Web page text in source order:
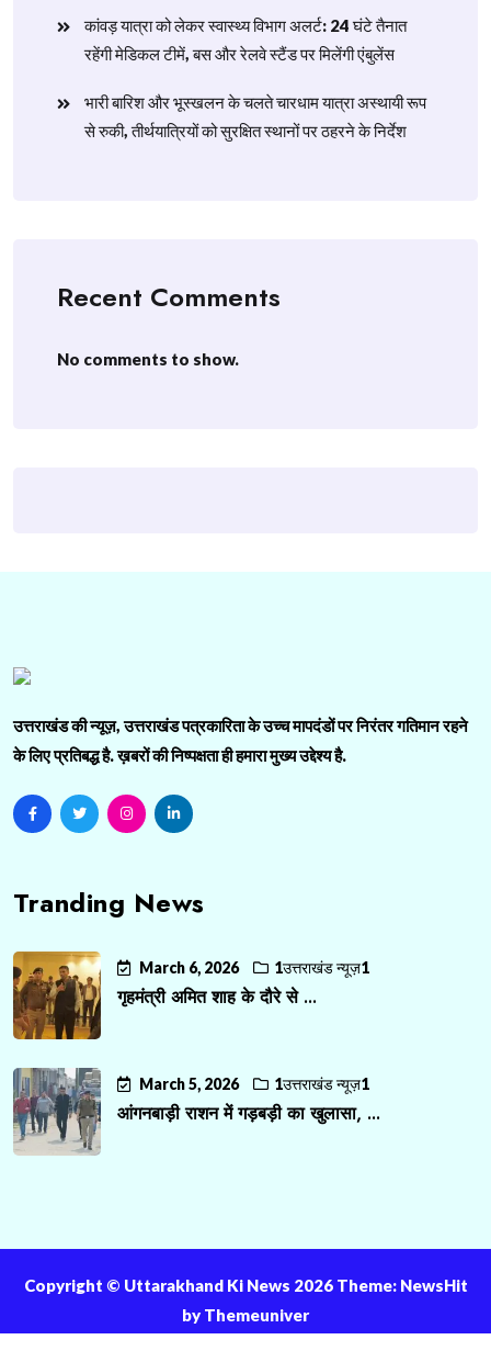
​कांवड़ यात्रा को लेकर स्वास्थ्य विभाग अलर्ट: 24 घंटे तैनात
रहेंगी मेडिकल टीमें, बस और रेलवे स्टैंड पर मिलेंगी एंबुलेंस
​भारी बारिश और भूस्खलन के चलते चारधाम यात्रा अस्थायी रूप
से रुकी, तीर्थयात्रियों को सुरक्षित स्थानों पर ठहरने के निर्देश
Recent Comments
No comments to show.
उत्तराखंड की न्यूज़, उत्तराखंड पत्रकारिता के उच्च मापदंडों पर निरंतर गतिमान रहने
के लिए प्रतिबद्ध है. ख़बरों की निष्पक्षता ही हमारा मुख्य उद्देश्य है.
Tranding News
March 6, 2026 1उत्तराखंड न्यूज़1
गृहमंत्री अमित शाह के दौरे से ...
March 5, 2026 1उत्तराखंड न्यूज़1
आंगनबाड़ी राशन में गड़बड़ी का खुलासा, ...
Copyright ©️ Uttarakhand Ki News 2026 Theme: NewsHit
by Themeuniver